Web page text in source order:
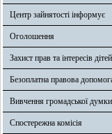
Центр зайнятості інформує
Оголошення
Захист прав та інтересів дітей
Безоплатна правова
Вивчення громадської думки
Спостережна комісія